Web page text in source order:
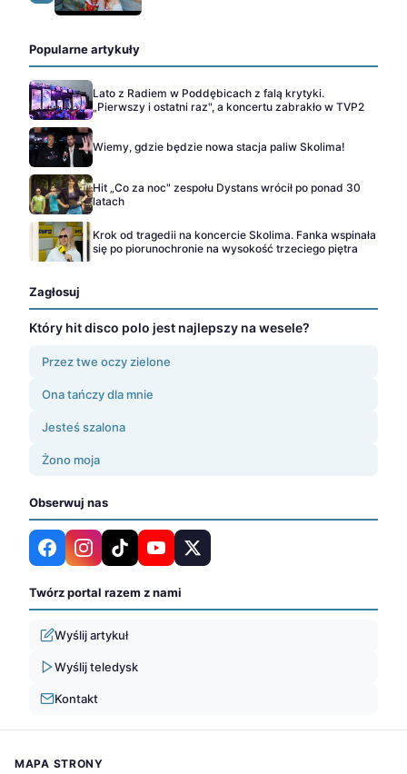
Popularne artykuły
Lato z Radiem w Poddębicach z falą krytyki.
„Pierwszy i ostatni raz", a koncertu zabrakło w TVP2
Wiemy, gdzie będzie nowa stacja paliw Skolima!
Hit „Co za noc" zespołu Dystans wrócił po ponad 30
latach
Krok od tragedii na koncercie Skolima. Fanka wspinała
się po piorunochronie na wysokość trzeciego piętra
Zagłosuj
Który hit disco polo jest najlepszy na wesele?
Przez twe oczy zielone
Ona tańczy dla mnie
Jesteś szalona
Żono moja
Obserwuj nas
Twórz portal razem z nami
Wyślij artykuł
Wyślij teledysk
Kontakt
MAPA STRONY